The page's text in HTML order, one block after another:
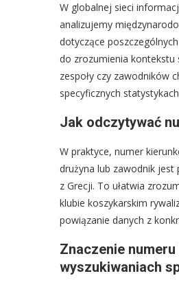
W globalnej sieci
analizujemy
dotyczące
do zrozumienia kontekstu
zespoły czy zawodników
specyficznych
Jak odczytywać
W praktyce, numer
drużyna lub zawodnik jest
z Grecji. To ułatwia
klubie koszykarskim
powiązanie danych z
Znaczenie
wyszukiwaniach